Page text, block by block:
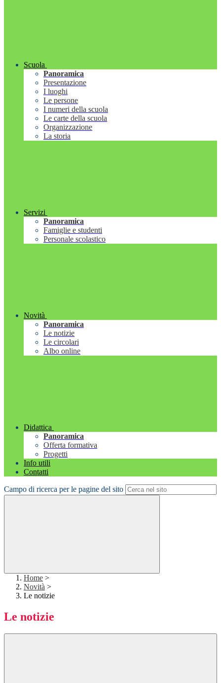
Scuola
Panoramica
Presentazione
I luoghi
Le persone
I numeri della scuola
Le carte della scuola
Organizzazione
La storia
Servizi
Panoramica
Famiglie e studenti
Personale scolastico
Novità
Panoramica
Le notizie
Le circolari
Albo online
Didattica
Panoramica
Offerta formativa
Progetti
Info utili
Contatti
Campo di ricerca per le pagine del sito
Home >
Novità >
Le notizie
Le notizie